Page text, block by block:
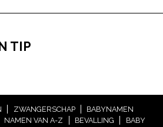
TIP
ZWANGERSCHAP
BABYNAMEN
NAMEN VAN A-Z BEVALLING BABY